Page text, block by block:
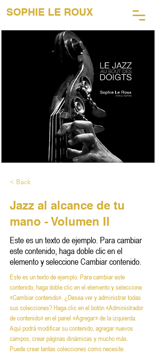
SOPHIE LE ROUX
< Back
Jazz al alcance de tu
mano - Volumen II
Este es un texto de ejemplo. Para cambiar
este contenido, haga doble clic en el
elemento y seleccione Cambiar contenido.
Este es un texto de ejemplo. Para cambiar este
contenido, haga doble clic en el elemento y seleccione
«Cambiar contenido». ¿Desea ver y administrar todas
sus colecciones? Haga clic en el botón «Administrador
de contenido» en el panel «Agregar» de la izquierda.
Aquí podrá modificar su contenido, agregar nuevos
campos, crear páginas dinámicas y mucho más.
Puede crear tantas colecciones como necesite.